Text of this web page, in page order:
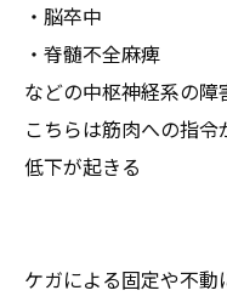
・脳卒中
・脊髄不全麻痺
などの中枢神経系の障
こちらは筋肉への指
低下が起きる
ケガによる固定や不